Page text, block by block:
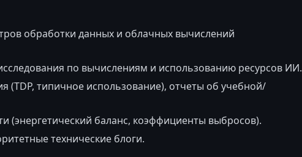
обработки данных и облачных вычислений
по вычислениям и использованию ресурсов ИИ.
типичное использование), отчеты об учебной/
(энергетический баланс, коэффициенты выбросов).
технические блоги.